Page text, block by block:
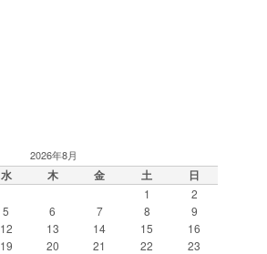
2026年8月
水 木 金 土 日
1
2
5 6 7 8
9
12 13 14 15
16
19 20 21 22 23